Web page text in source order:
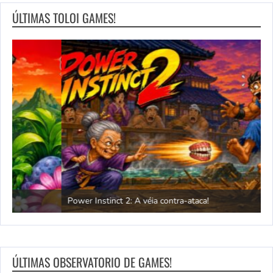
ÚLTIMAS TOLOI GAMES!
Power Instinct 2: A véia contra-ataca!
ÚLTIMAS OBSERVATORIO DE GAMES!